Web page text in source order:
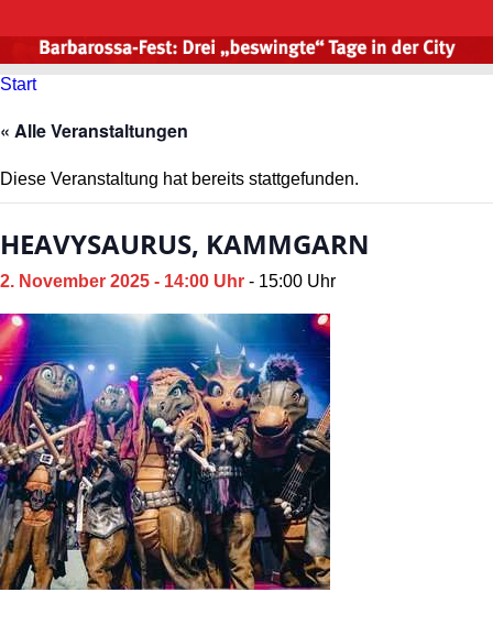
Start
« Alle Veranstaltungen
Diese Veranstaltung hat bereits stattgefunden.
HEAVYSAURUS, KAMMGARN
2. November 2025 - 14:00 Uhr - 15:00 Uhr